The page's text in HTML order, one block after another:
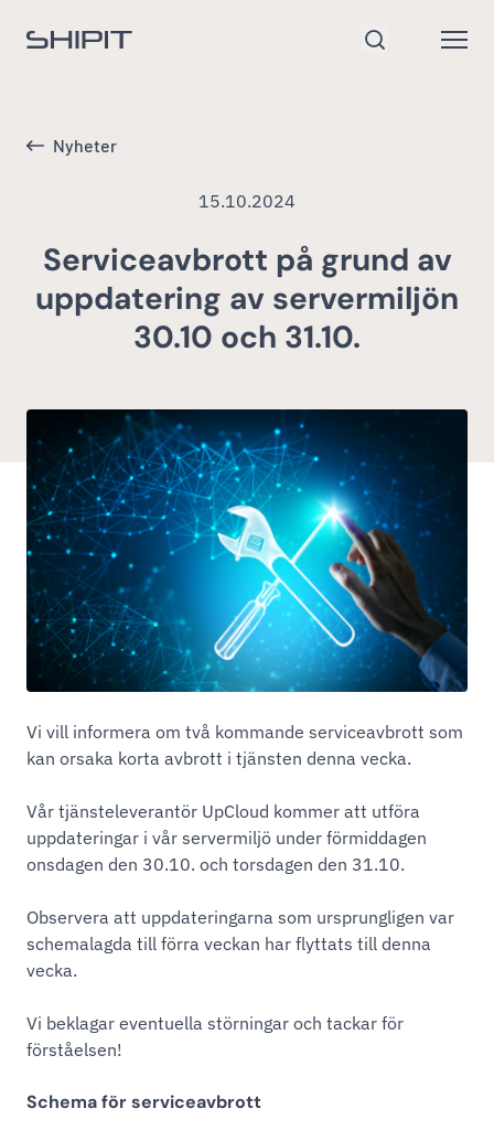
Gå till startsidan
Nyheter
15.10.2024
Serviceavbrott på grund av
uppdatering av servermiljön
30.10 och 31.10.
Vi vill informera om två kommande serviceavbrott som
kan orsaka korta avbrott i tjänsten denna vecka.
Vår tjänsteleverantör UpCloud kommer att utföra
uppdateringar i vår servermiljö under förmiddagen
onsdagen den 30.10. och torsdagen den 31.10.
Observera att uppdateringarna som ursprungligen var
schemalagda till förra veckan har flyttats till denna
vecka.
Vi beklagar eventuella störningar och tackar för
förståelsen!
Schema för serviceavbrott